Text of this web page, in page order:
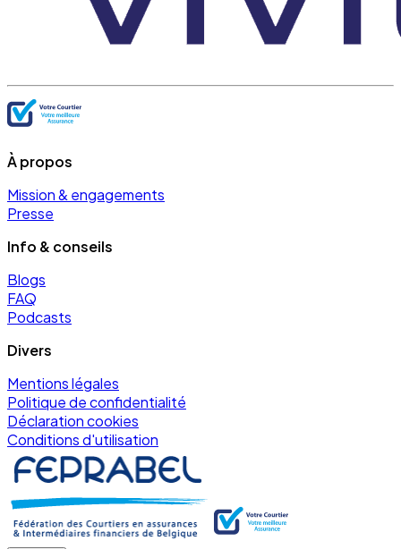
À propos
Mission & engagements
Presse
Info & conseils
Blogs
FAQ
Podcasts
Divers
Mentions légales
Politique de confidentialité
Déclaration cookies
Conditions d'utilisation